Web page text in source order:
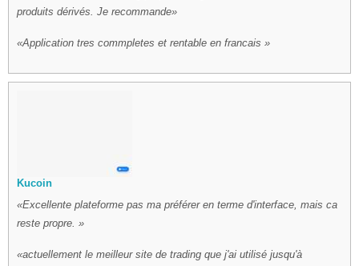
produits dérivés. Je recommande
Application tres commpletes et rentable en francais
Kucoin
Excellente plateforme pas ma préférer en terme d'interface, mais ca
reste propre.
actuellement le meilleur site de trading que j'ai utilisé jusqu'à